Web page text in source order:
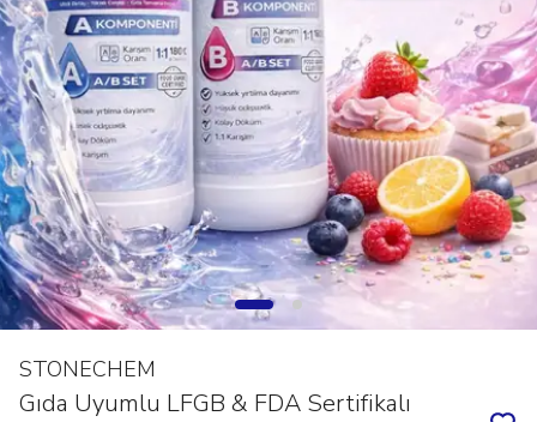
STONECHEM
Gıda Uyumlu LFGB & FDA Sertifikalı